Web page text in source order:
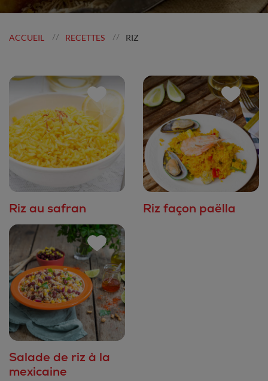
ACCUEIL // RECETTES // RIZ
Riz au safran Riz façon paëlla
Salade de riz à la
mexicaine